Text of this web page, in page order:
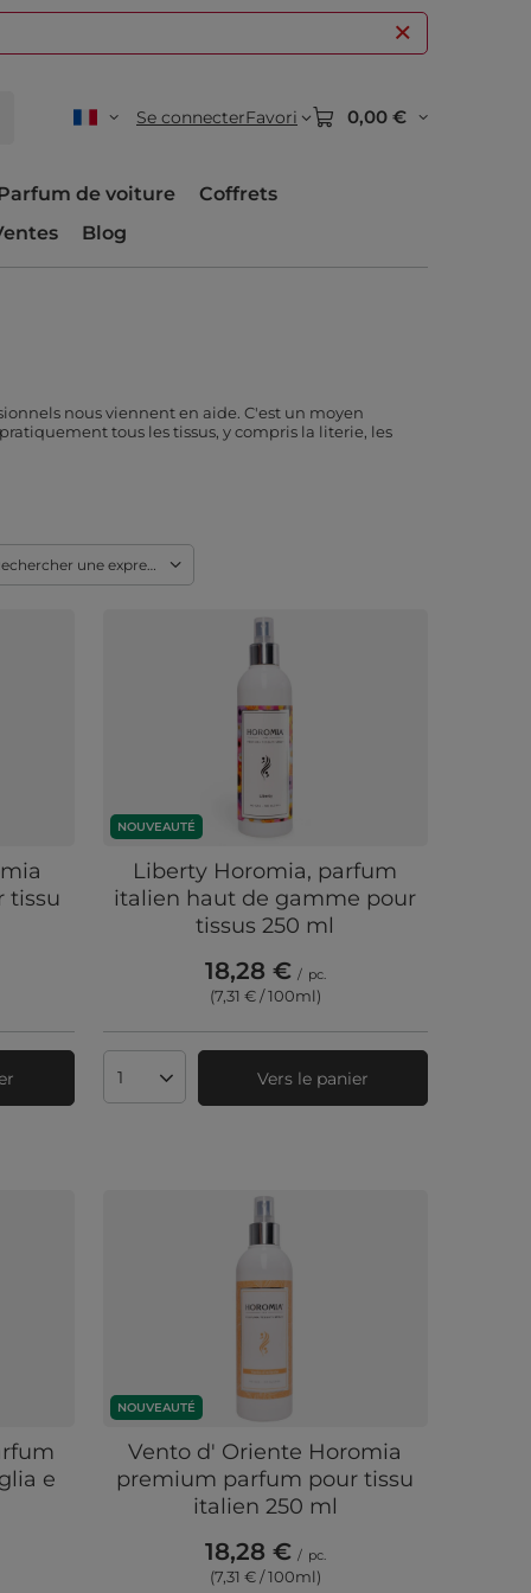
Se connecterFavori 0,00 €
de voiture
Coffrets
Blog
nous viennent en aide. C'est un moyen
tous les tissus, y compris la literie, les
une expression
tissu
NOUVEAUTÉ
Liberty Horomia, parfum
italien haut de gamme pour
tissus 250 ml
18,28 € / pc.
(7,31 € / 100ml)
Quantité de produitsVers le panier
e
NOUVEAUTÉ
Vento d' Oriente Horomia
premium parfum pour tissu
italien 250 ml
18,28 € / pc.
(7,31 € / 100ml)